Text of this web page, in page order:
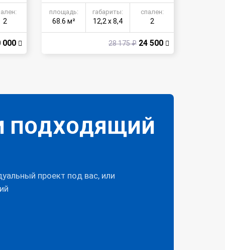
2
000
террасой
площадь:
68.6 м²
габариты:
12,2 х 8,4
спален:
2
28 175 ₽ 24 500
ПОДХОДЯЩИЙ
проект под вас, или